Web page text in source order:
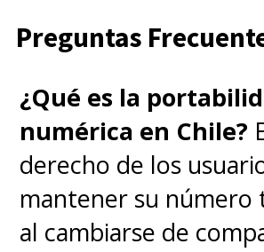
Preguntas
¿Qué es la
numérica en Chile?
derecho de los
mantener su número
al cambiarse de